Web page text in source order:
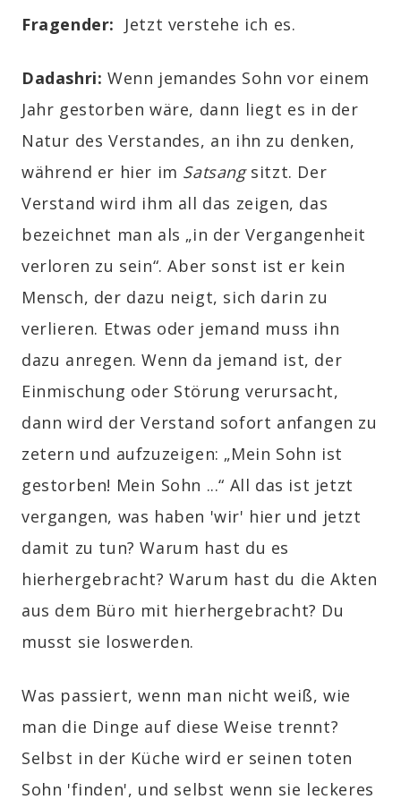
Fragender: Jetzt verstehe ich es.
Dadashri: Wenn jemandes Sohn vor einem
Jahr gestorben wäre, dann liegt es in der
Natur des Verstandes, an ihn zu denken,
während er hier im Satsangsitzt. Der
Verstand wird ihm all das zeigen, das
bezeichnet man als „in der Vergangenheit
verloren zu sein“. Aber sonst ist er kein
Mensch, der dazu neigt, sich darin zu
verlieren. Etwas oder jemand muss ihn
dazu anregen. Wenn da jemand ist, der
Einmischung oder Störung verursacht,
dann wird der Verstand sofort anfangen zu
zetern und aufzuzeigen: „Mein Sohn ist
gestorben! Mein Sohn ...“ All das ist jetzt
vergangen, was haben 'wir' hier und jetzt
damit zu tun? Warum hast du es
hierhergebracht? Warum hast du die Akten
aus dem Büro mit hierhergebracht? Du
musst sie loswerden.
Was passiert, wenn man nicht weiß, wie
man die Dinge auf diese Weise trennt?
Selbst in der Küche wird er seinen toten
Sohn 'finden', und selbst wenn sie leckeres